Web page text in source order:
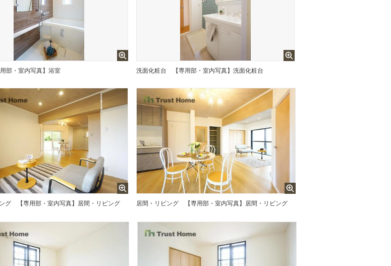
用部・室内写真】浴室 洗面化粧台 【専用部・室内写真】洗面化粧台
グ 【専用部・室内写真】居間・リビング 居間・リビング 【専用部・室内写真】居間・リビング